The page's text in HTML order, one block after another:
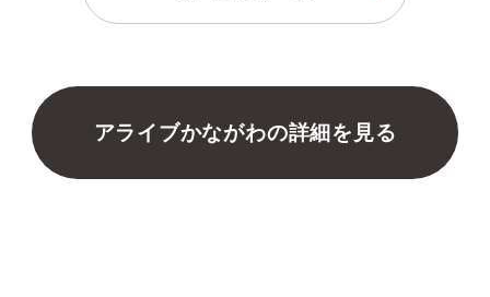
アライブかながわの詳細を見る